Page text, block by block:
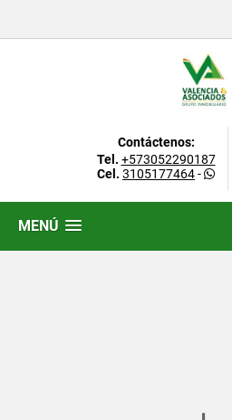
Contáctenos:
Tel. +573052290187
Cel. 3105177464-
MENÚ